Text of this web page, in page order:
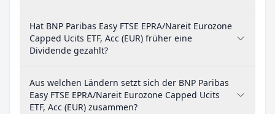
Hat BNP Paribas Easy FTSE EPRA/Nareit Eurozone
Capped Ucits ETF, Acc (EUR) früher eine
Dividende gezahlt?
Aus welchen Ländern setzt sich der BNP Paribas
Easy FTSE EPRA/Nareit Eurozone Capped Ucits
ETF, Acc (EUR) zusammen?